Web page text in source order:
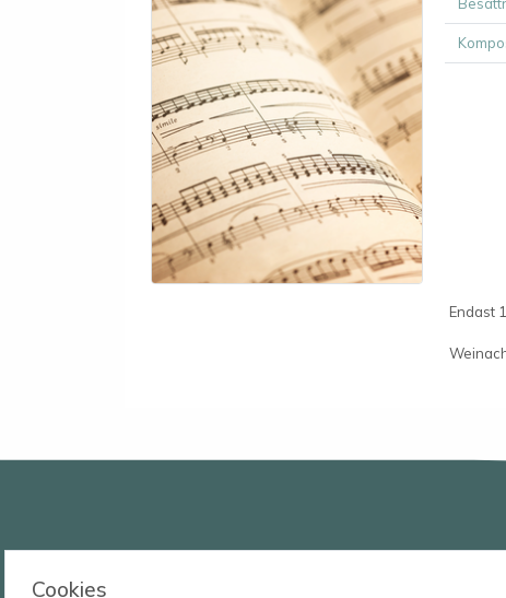
Cookies
Endast